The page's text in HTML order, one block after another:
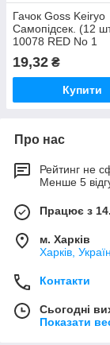
Гачок Goss Keiryo
Самопідсек. (12
10078 RED No 1
19,32 ₴
Купити
Про нас
Рейтинг не
Менше 5
Працює з
м. Харків
Харків,
Контакти
Сьогодні
Показати